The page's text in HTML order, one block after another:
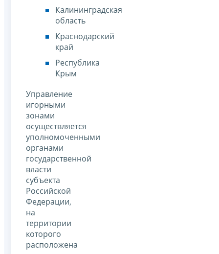
Калининградская
область
Краснодарский
край
Республика
Крым
Управление
игорными
зонами
осуществляется
уполномоченными
органами
государственной
власти
субъекта
Российской
Федерации,
на
территории
которого
расположена